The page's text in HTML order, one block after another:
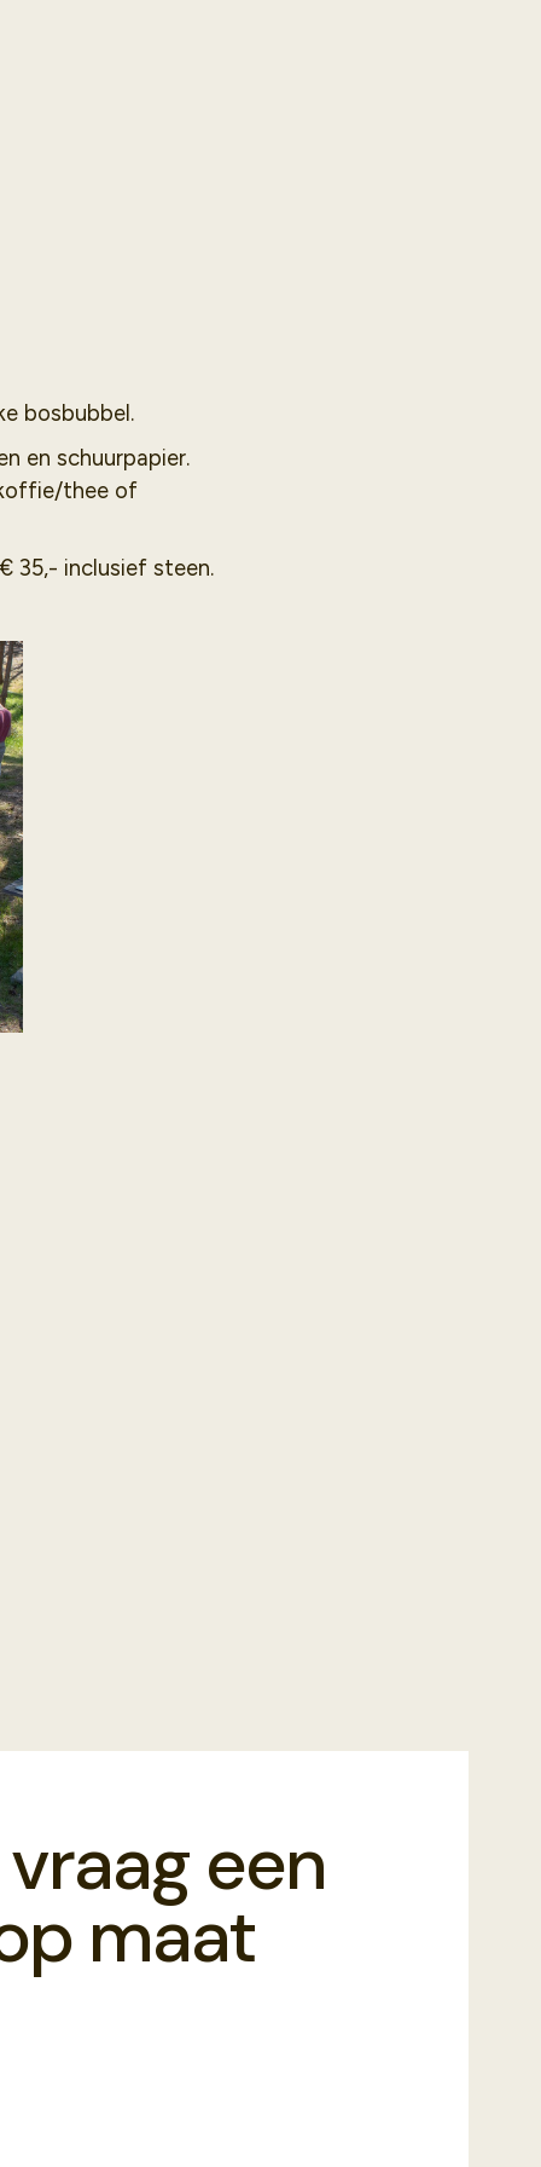
bosbubbel.
en schuurpapier.
thee of
35,- inclusief steen.
een
maat